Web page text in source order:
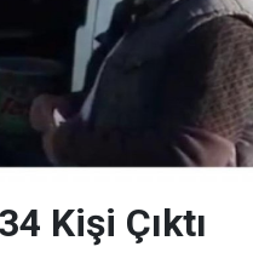
Kişi Çıktı